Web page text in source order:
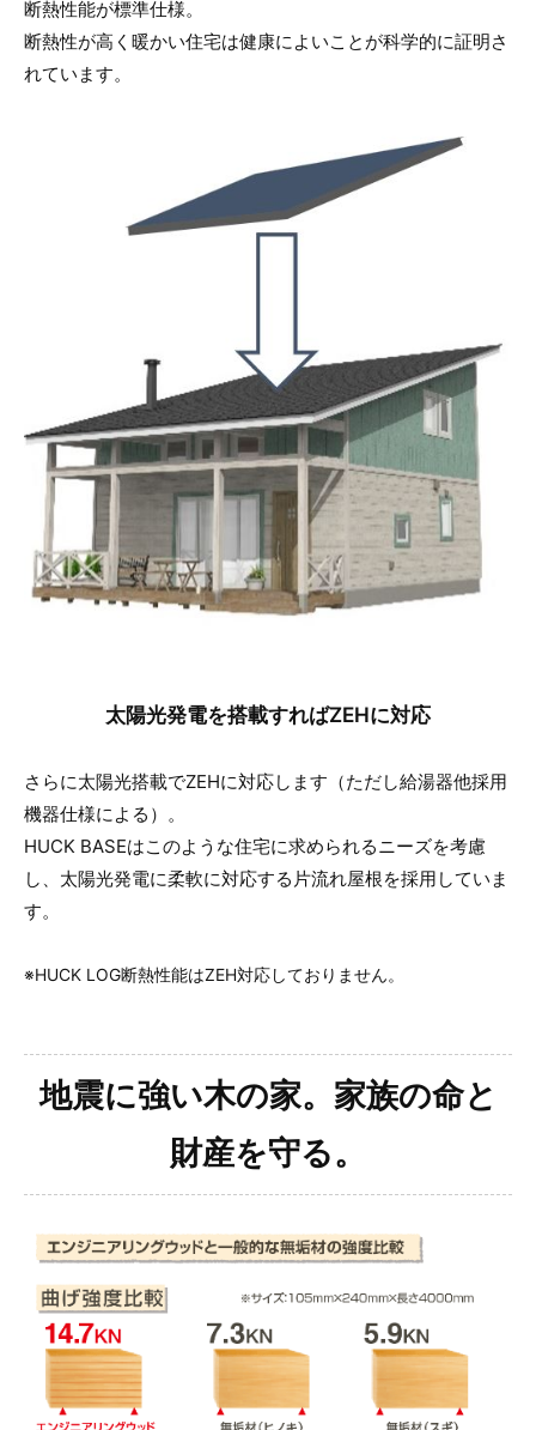
断熱性能が標準仕様。
断熱性が高く暖かい住宅は健康によいことが科学的に証明さ
れています。
太陽光発電を搭載すればZEHに対応
さらに太陽光搭載でZEHに対応します（ただし給湯器他採用
機器仕様による）。
HUCK BASEはこのような住宅に求められるニーズを考慮
し、太陽光発電に柔軟に対応する片流れ屋根を採用していま
す。
※HUCK LOG断熱性能はZEH対応しておりません。
地震に強い木の家。家族の命と
財産を守る。